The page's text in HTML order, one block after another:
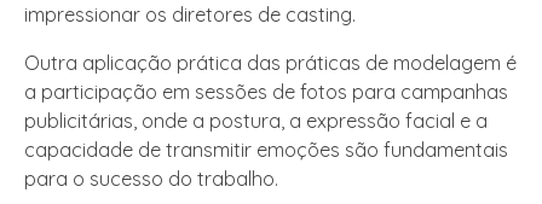
impressionar os diretores de casting.
Outra aplicação prática das práticas de modelagem é
a participação em sessões de fotos para campanhas
publicitárias, onde a postura, a expressão facial e a
capacidade de transmitir emoções são fundamentais
para o sucesso do trabalho.